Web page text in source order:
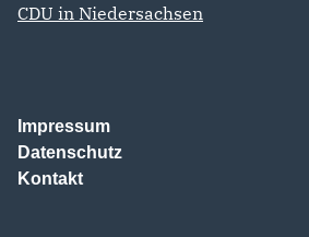
CDU in Niedersachsen
Impressum
Datenschutz
Kontakt